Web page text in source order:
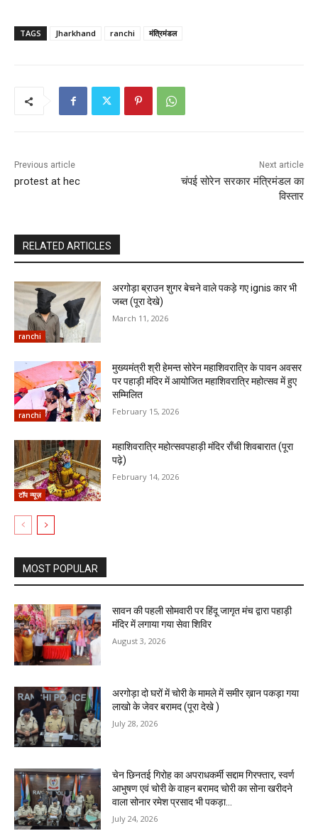
TAGS Jharkhand ranchi मंत्रिमंडल
Previous article
protest at hec
Next article
चंपई सोरेन सरकार मंत्रिमंडल का
विस्तार
RELATED ARTICLES
ranchi
अरगोड़ा ब्राउन शुगर बेचने वाले पकड़े गए ignis कार भी
जब्त (पूरा देखे)
March 11, 2026
ranchi
मुख्यमंत्री श्री हेमन्त सोरेन महाशिवरात्रि के पावन अवसर
पर पहाड़ी मंदिर में आयोजित महाशिवरात्रि महोत्सव में हुए
सम्मिलित
February 15, 2026
टॉप न्यूज़
महाशिवरात्रि महोत्सवपहाड़ी मंदिर राँची शिवबारात (पूरा
पढ़े)
February 14, 2026
MOST POPULAR
सावन की पहली सोमवारी पर हिंदू जागृत मंच द्वारा पहाड़ी
मंदिर में लगाया गया सेवा शिविर
August 3, 2026
अरगोड़ा दो घरों में चोरी के मामले में समीर ख़ान पकड़ा गया
लाखो के जेवर बरामद (पूरा देखे )
July 28, 2026
चेन छिनतई गिरोह का अपराधकर्मी सद्दाम गिरफ्तार, स्वर्ण
आभुषण एवं चोरी के वाहन बरामद चोरी का सोना खरीदने
वाला सोनार रमेश प्रसाद भी पकड़ा...
July 24, 2026